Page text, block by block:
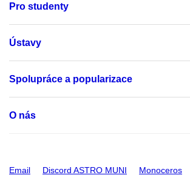
Pro studenty
Ústavy
Spolupráce a popularizace
O nás
Email Discord ASTRO MUNI Monoceros